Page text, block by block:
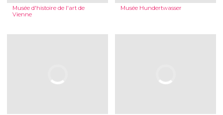
Musée d'histoire de l'art de
Vienne
Musée Hundertwasser